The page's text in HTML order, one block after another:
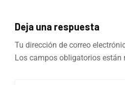
Deja una respuesta
Tu dirección de correo
Los campos obligatorios están